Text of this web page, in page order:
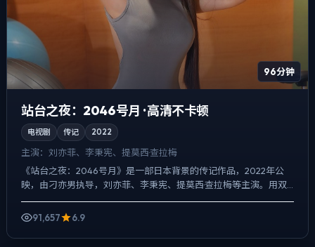
96分钟
站台之夜：2046号月 · 高清不卡顿
电视剧 传记 2022
主演： 刘亦菲、李秉宪、提莫西·查拉梅
《站台之夜：2046号月》是一部日本背景的传记作品，2022年公
映，由刁亦男执导，刘亦菲、李秉宪、提莫西·查拉梅等主演。用双
线叙事把过去与现在拧成一股绳，人物在道德灰区反复试探...
91,657
6.9